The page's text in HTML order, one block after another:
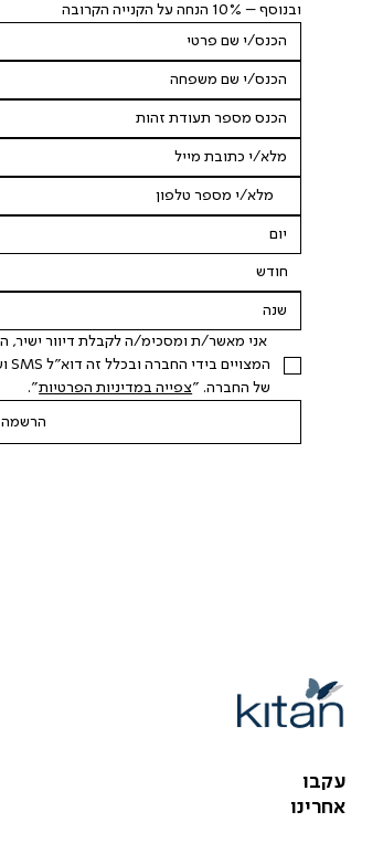
עקבו
אחרינו
ובנוסף – 10% הנחה על הקנייה הקרובה
חודש
של החברה. "צפייה במדיניות הפרטיות".
הרשמה ←